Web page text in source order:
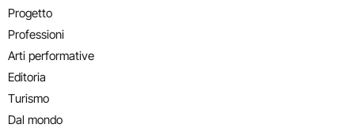
Progetto
Professioni
Arti performative
Editoria
Turismo
Dal mondo